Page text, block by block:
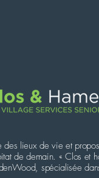
des lieux de vie et
de demain. « Clos et
spécialisée